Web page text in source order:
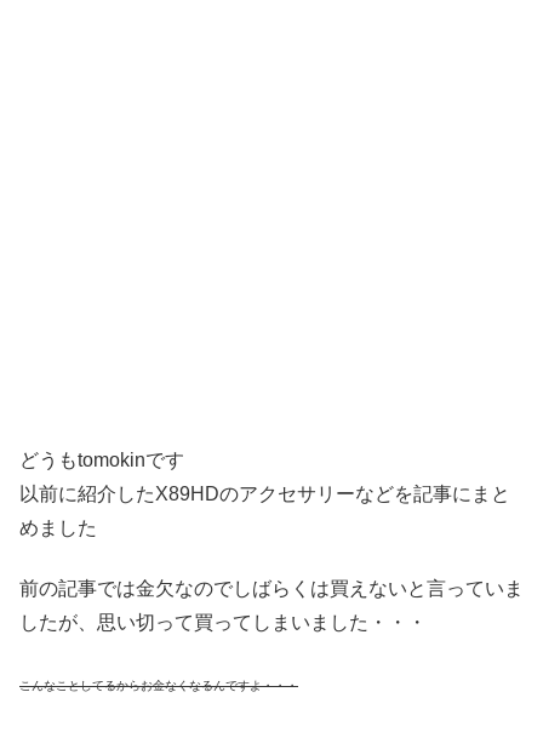
どうもtomokinです
以前に紹介したX89HDのアクセサリーなどを記事にまと
めました
前の記事では金欠なのでしばらくは買えないと言っていま
したが、思い切って買ってしまいました・・・
こんなことしてるからお金なくなるんですよ・・・